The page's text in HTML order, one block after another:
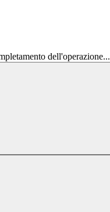
dell'operazione...